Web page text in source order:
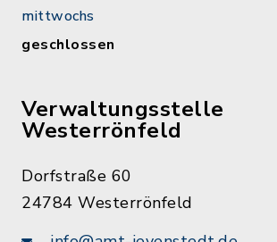
mittwochs
geschlossen
Verwaltungsstelle
Westerrönfeld
Dorfstraße 60
24784 Westerrönfeld